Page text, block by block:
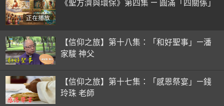
正在播放
《聖方濟與環保》第四集 — 圓滿「四關係」
【信仰之旅】第十八集：「和好聖事」—潘
家駿 神父
【信仰之旅】第十七集：「感恩祭宴」—錢
玲珠 老師